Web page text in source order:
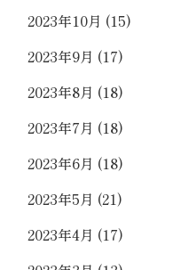
2023年10月 (15)
2023年9月 (17)
2023年8月 (18)
2023年7月 (18)
2023年6月 (18)
2023年5月 (21)
2023年4月 (17)